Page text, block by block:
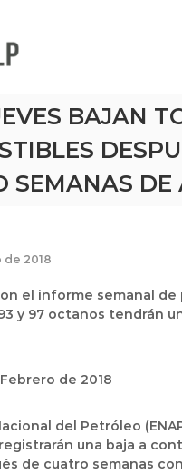
P
BAJAN
SEMANAS DE
de 2018
el informe semanal de
y 97 octanos tendrán
de 2018
del Petróleo
una baja a
de cuatro semanas